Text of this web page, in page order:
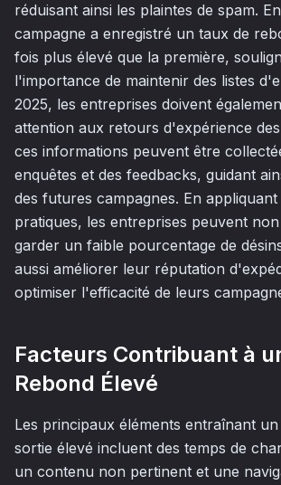
réduisant ainsi les plaintes de spam.
campagne a enregistré un taux de
fois plus élevé que la première,
l'importance de maintenir des listes
2025, les entreprises doivent
attention aux retours d'expérience
ces informations peuvent être
enquêtes et des feedbacks, guidant
des futures campagnes. En
pratiques, les entreprises peuvent
garder un faible pourcentage de
aussi améliorer leur réputation
optimiser l'efficacité de leurs
Facteurs Contribuant à
Rebond Élevé
Les principaux éléments entraînant
sortie élevé incluent des temps de
un contenu non pertinent et une